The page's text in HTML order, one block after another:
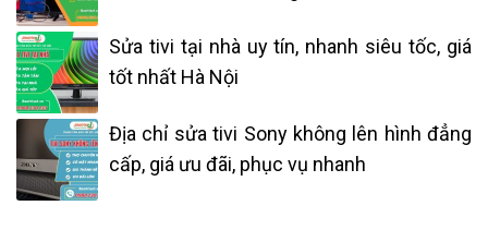
Sửa tivi tại nhà uy tín, nhanh siêu tốc, giá
tốt nhất Hà Nội
Địa chỉ sửa tivi Sony không lên hình đẳng
cấp, giá ưu đãi, phục vụ nhanh